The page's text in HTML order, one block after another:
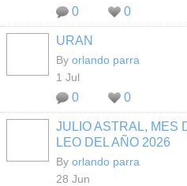
0 0
URAN
By orlando parra
1 Jul
0 0
JULIO ASTRAL, MES
LEO DEL AÑO 2026
By orlando parra
28 Jun